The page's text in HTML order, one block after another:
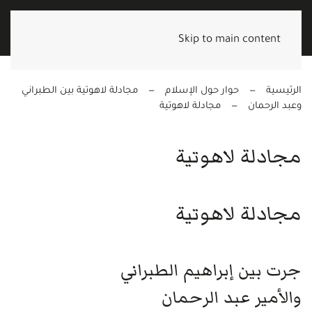
Skip to main content
الرئيسية حوار حول الإسلام
مجادلة لاهوتية بين الطبراني
وعبد الرحمان
مجادلة لاهوتية
مجادلة لاهوتية
مجادلة لاهوتية
جرت بين إبراهيم الطبراني
والأمير عبد الرحمان